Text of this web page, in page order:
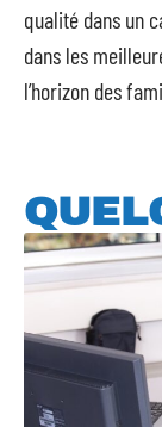
qualité dans un
dans les
l’horizon des